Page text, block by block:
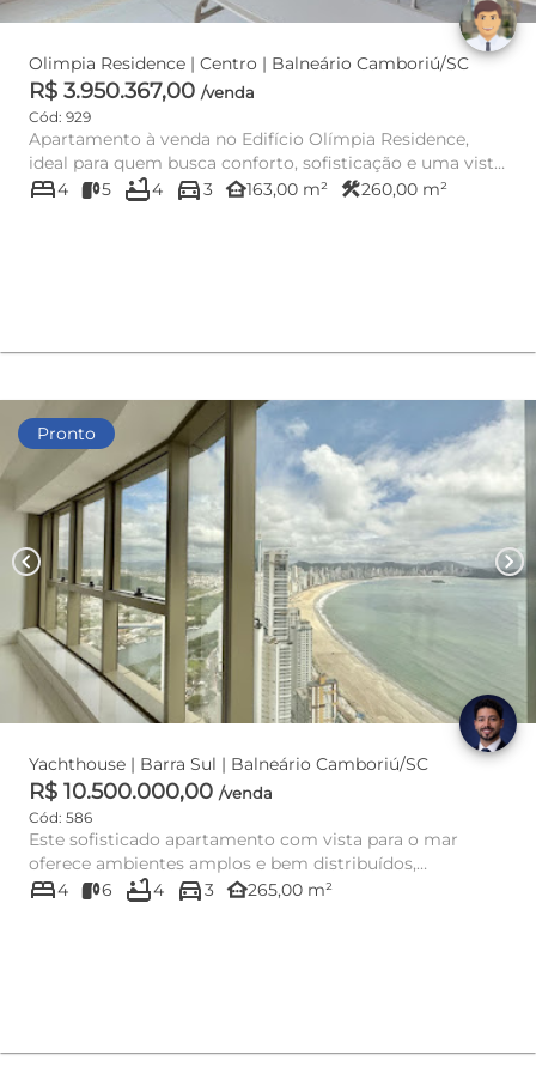
Olimpia Residence | Centro | Balneário Camboriú/SC
R$ 3.950.367,00 /venda
Cód: 929
Apartamento à venda no Edifício Olímpia Residence,
ideal para quem busca conforto, sofisticação e uma vista
privilegiada...
bed4 5 bathtub4 directions_car3 other_houses163,00 m² construction260,00 m²
Pronto
chevron_left chevron_right
Yachthouse | Barra Sul | Balneário Camboriú/SC
R$ 10.500.000,00 /venda
Cód: 586
Este sofisticado apartamento com vista para o mar
oferece ambientes amplos e bem distribuídos,
proporcionando conforto ...
bed4 6 bathtub4 directions_car3 other_houses265,00 m²